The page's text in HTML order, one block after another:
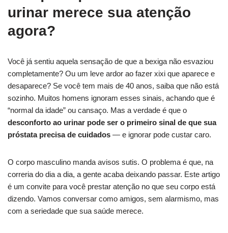
urinar merece sua atenção
agora?
Você já sentiu aquela sensação de que a bexiga não esvaziou
completamente? Ou um leve ardor ao fazer xixi que aparece e
desaparece? Se você tem mais de 40 anos, saiba que não está
sozinho. Muitos homens ignoram esses sinais, achando que é
“normal da idade” ou cansaço. Mas a verdade é que o
desconforto ao urinar pode ser o primeiro sinal de que sua
próstata precisa de cuidados — e ignorar pode custar caro.
O corpo masculino manda avisos sutis. O problema é que, na
correria do dia a dia, a gente acaba deixando passar. Este artigo
é um convite para você prestar atenção no que seu corpo está
dizendo. Vamos conversar como amigos, sem alarmismo, mas
com a seriedade que sua saúde merece.